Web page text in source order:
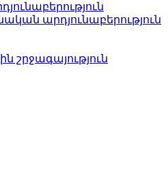
արդյունաբերություն
շրջագայություն